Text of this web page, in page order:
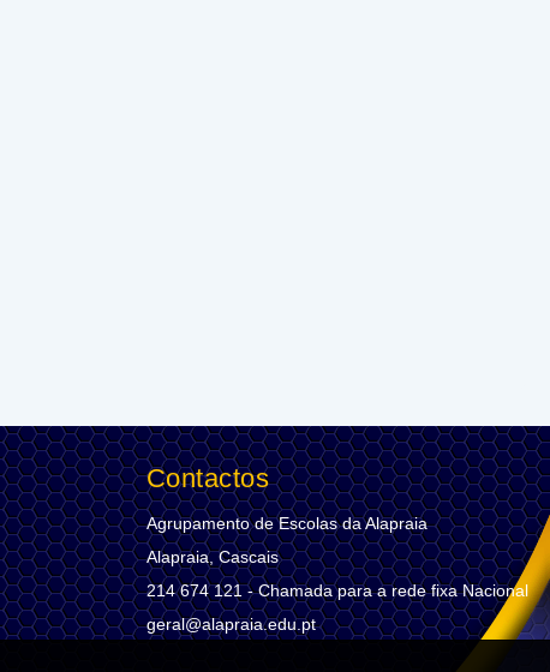
Contactos
Agrupamento de Escolas da Alapraia
Alapraia, Cascais
214 674 121 - Chamada para a rede fixa Nacional
geral@alapraia.edu.pt